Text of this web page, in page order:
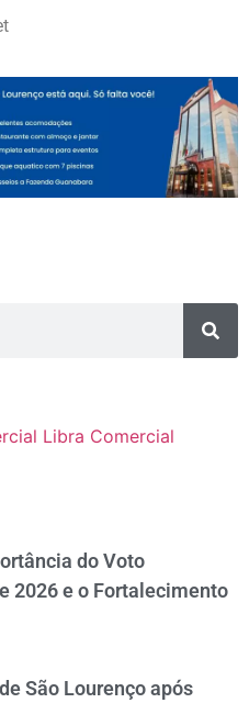
Libra Comercial
do Voto
2026 e o Fortalecimento
São Lourenço após